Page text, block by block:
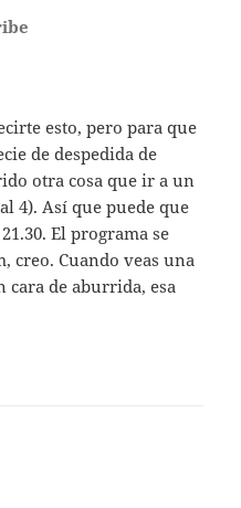
esto, pero para que
de despedida de
otra cosa que ir a un
4). Así­ que puede que
El programa se
creo. Cuando veas una
cara de aburrida, esa